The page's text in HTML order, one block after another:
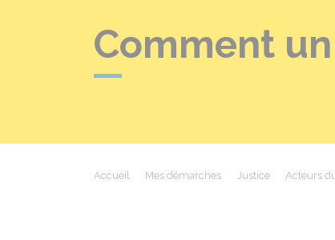
Comment
Accueil Mes démarches Justice Acteurs